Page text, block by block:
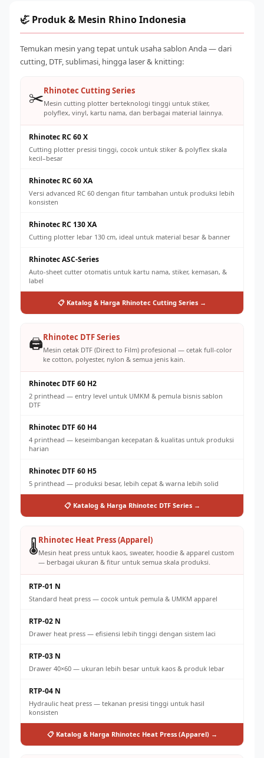
Kalibrasi konveyor oven secara berkala untuk suhu cure
yang konsisten
dan penyusutan mesin. Total biaya produksi umumnya Rp
🦏 Produk & Mesin Rhino Indonesia
Temukan mesin yang tepat untuk usaha sablon Anda — dari
cutting, DTF, sublimasi, hingga laser & knitting:
✂️Rhinotec Cutting Series
Mesin cutting plotter berteknologi tinggi untuk stiker,
polyflex, vinyl, kartu nama, dan berbagai material lainnya.
Rhinotec RC 60 X
Cutting plotter presisi tinggi, cocok untuk stiker & polyflex skala
kecil–besar
Rhinotec RC 60 XA
Versi advanced RC 60 dengan fitur tambahan untuk produksi lebih
konsisten
Rhinotec RC 130 XA
Cutting plotter lebar 130 cm, ideal untuk material besar & banner
Rhinotec ASC-Series
Auto-sheet cutter otomatis untuk kartu nama, stiker, kemasan, &
label
📋 Katalog & Harga Rhinotec Cutting Series →
🖨️Rhinotec DTF Series
Mesin cetak DTF (Direct to Film) profesional — cetak full-color
ke cotton, polyester, nylon & semua jenis kain.
Rhinotec DTF 60 H2
2 printhead — entry level untuk UMKM & pemula bisnis sablon
DTF
Rhinotec DTF 60 H4
4 printhead — keseimbangan kecepatan & kualitas untuk produksi
harian
Rhinotec DTF 60 H5
5 printhead — produksi besar, lebih cepat & warna lebih solid
📋 Katalog & Harga Rhinotec DTF Series →
🌡️Rhinotec Heat Press (Apparel)
Mesin heat press untuk kaos, sweater, hoodie & apparel custom
— berbagai ukuran & fitur untuk semua skala produksi.
RTP-01 N
Standard heat press — cocok untuk pemula & UMKM apparel
RTP-02 N
Drawer heat press — efisiensi lebih tinggi dengan sistem laci
RTP-03 N
Drawer 40×60 — ukuran lebih besar untuk kaos & produk lebar
RTP-04 N
Hydraulic heat press — tekanan presisi tinggi untuk hasil
konsisten
📋 Katalog & Harga Rhinotec Heat Press (Apparel) →